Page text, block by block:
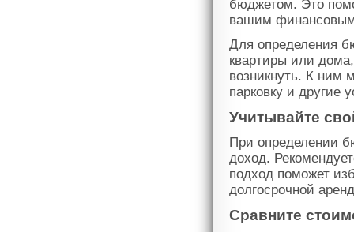
бюджетом. Это
вашим
Для определения
квартиры или
возникнуть. К ним
парковку и другие
Учитывайте
При определении
доход.
подход поможет
долгосрочной
Сравните